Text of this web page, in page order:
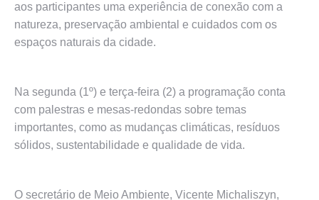
aos participantes uma experiência de conexão com a
natureza, preservação ambiental e cuidados com os
espaços naturais da cidade.
Na segunda (1º) e terça-feira (2) a programação conta
com palestras e mesas-redondas sobre temas
importantes, como as mudanças climáticas, resíduos
sólidos, sustentabilidade e qualidade de vida.
O secretário de Meio Ambiente, Vicente Michaliszyn,